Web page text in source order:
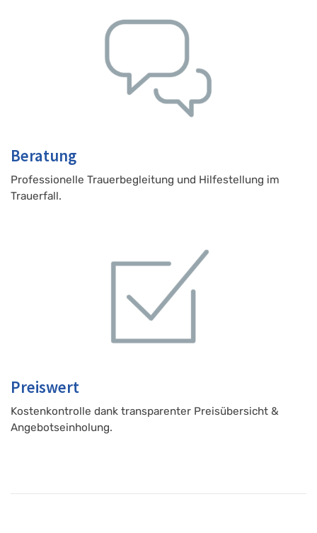
Beratung
Professionelle Trauerbegleitung und Hilfestellung im
Trauerfall.
Preiswert
Kostenkontrolle dank transparenter Preisübersicht &
Angebotseinholung.